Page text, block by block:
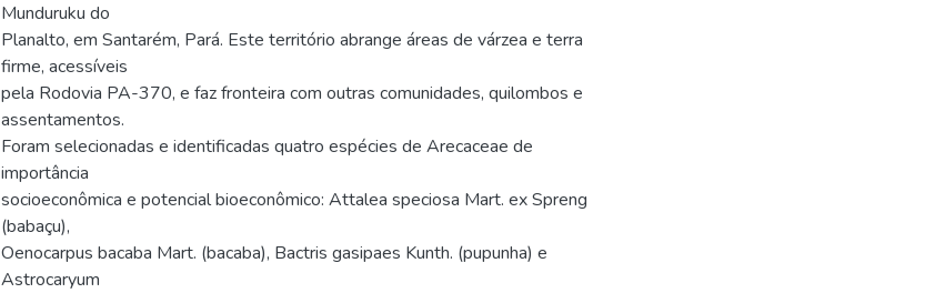
Munduruku do
Planalto, em Santarém, Pará. Este território abrange áreas de várzea e terra
firme, acessíveis
pela Rodovia PA-370, e faz fronteira com outras comunidades, quilombos e
assentamentos.
Foram selecionadas e identificadas quatro espécies de Arecaceae de
importância
socioeconômica e potencial bioeconômico: Attalea speciosa Mart. ex Spreng
(babaçu),
Oenocarpus bacaba Mart. (bacaba), Bactris gasipaes Kunth. (pupunha) e
Astrocaryum